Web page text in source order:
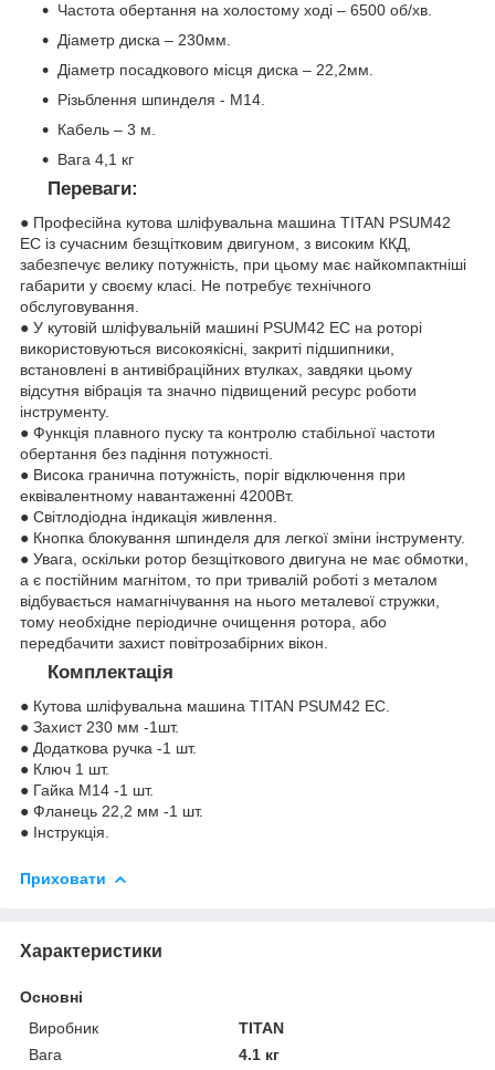
Частота обертання на холостому ході – 6500 об/хв.
Діаметр диска – 230мм.
Діаметр посадкового місця диска – 22,2мм.
Різьблення шпинделя - М14.
Кабель – 3 м.
Вага 4,1 кг
Переваги:
● Професійна кутова шліфувальна машина TITAN PSUM42
EC із сучасним безщітковим двигуном, з високим ККД,
забезпечує велику потужність, при цьому має найкомпактніші
габарити у своєму класі. Не потребує технічного
обслуговування.
● У кутовій шліфувальній машині PSUM42 EC на роторі
використовуються високоякісні, закриті підшипники,
встановлені в антивібраційних втулках, завдяки цьому
відсутня вібрація та значно підвищений ресурс роботи
інструменту.
● Функція плавного пуску та контролю стабільної частоти
обертання без падіння потужності.
● Висока гранична потужність, поріг відключення при
еквівалентному навантаженні 4200Вт.
● Світлодіодна індикація живлення.
● Кнопка блокування шпинделя для легкої зміни інструменту.
● Увага, оскільки ротор безщіткового двигуна не має обмотки,
а є постійним магнітом, то при тривалій роботі з металом
відбувається намагнічування на нього металевої стружки,
тому необхідне періодичне очищення ротора, або
передбачити захист повітрозабірних вікон.
Комплектація
● Кутова шліфувальна машина TITAN PSUM42 EC.
● Захист 230 мм -1шт.
● Додаткова ручка -1 шт.
● Ключ 1 шт.
● Гайка М14 -1 шт.
● Фланець 22,2 мм -1 шт.
● Інструкція.
Приховати
Характеристики
Основні
Виробник
TITAN
Вага
4.1 кг